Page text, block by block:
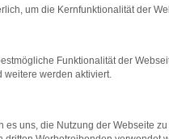
das Laden bestimmter
um die Kernfunktionalität der
Funktionalität der
weitere werden aktiviert.
es uns, die Nutzung der Webseite